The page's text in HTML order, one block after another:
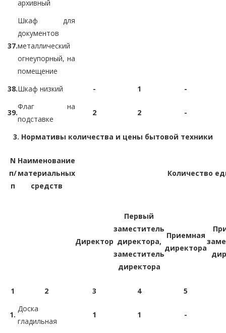
архивный
37.
Шкаф для
документов
металлический
огнеупорный, на
помещение
38.Шкаф низкий - 1 -
39.
Флаг на
подставке
2 2 -
3. Нормативы количества и цены бытовой техники
N
п/
п
Наименование
материальных
средств
Количество
Директор
Первый
заместитель
директора,
заместитель
директора
Приемная
директора
1 2 3 4 5
1.
Доска
гладильная
1 1 -